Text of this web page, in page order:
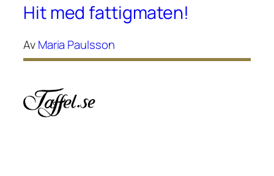
Hit med fattigmaten!
AvMaria Paulsson